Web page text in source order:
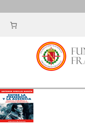
al
contenido